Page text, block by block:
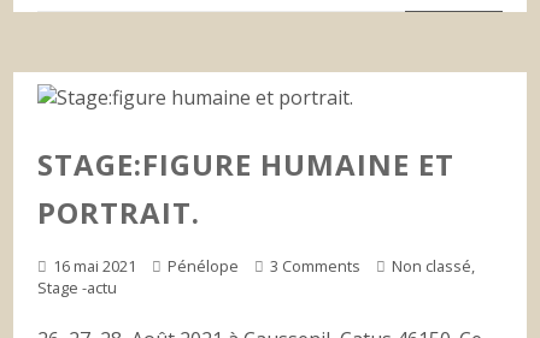
STAGE:FIGURE HUMAINE ET
PORTRAIT.
16 mai 2021 Pénélope 3 Comments Non classé,
Stage -actu